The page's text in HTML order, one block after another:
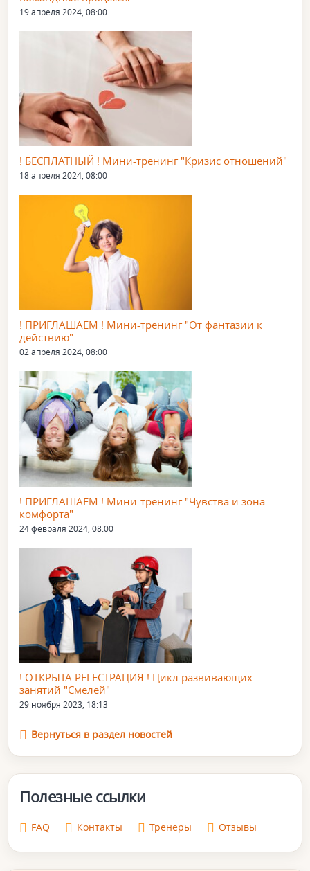
19 апреля 2024, 08:00
! БЕСПЛАТНЫЙ ! Мини-тренинг "Кризис отношений"
18 апреля 2024, 08:00
! ПРИГЛАШАЕМ ! Мини-тренинг "От фантазии к
действию"
02 апреля 2024, 08:00
! ПРИГЛАШАЕМ ! Мини-тренинг "Чувства и зона
комфорта"
24 февраля 2024, 08:00
! ОТКРЫТА РЕГЕСТРАЦИЯ ! Цикл развивающих
занятий "Смелей"
29 ноября 2023, 18:13
Вернуться в раздел новостей
Полезные ссылки
FAQ Контакты Тренеры Отзывы